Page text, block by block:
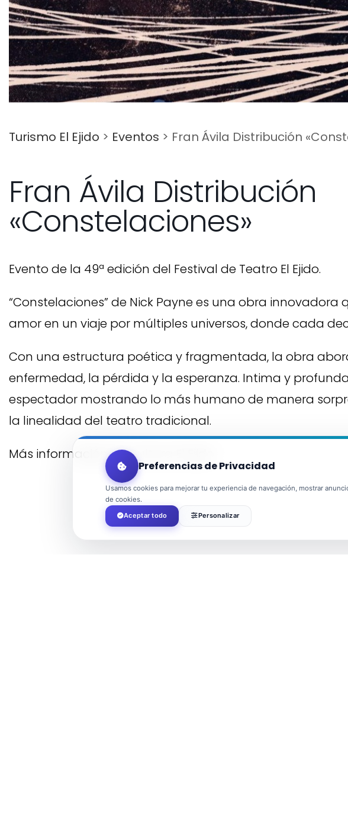
Turismo El Ejido > Eventos > Fran Ávila Distribución
Fran Ávila Distribución
«Constelaciones»
Evento de la 49ª edición del Festival de Teatro El Ejido.
“Constelaciones” de Nick Payne es una obra
amor en un viaje por múltiples universos, donde cada
Con una estructura poética y fragmentada, la obra
enfermedad, la pérdida y la esperanza. Intima y
espectador mostrando lo más humano de manera
la linealidad del teatro tradicional.
Más información enCultura El Ejido
Preferencias de Privacidad
Usamos cookies para mejorar tu experiencia de navegación, mostrar
de cookies.
Aceptar todo
Personalizar